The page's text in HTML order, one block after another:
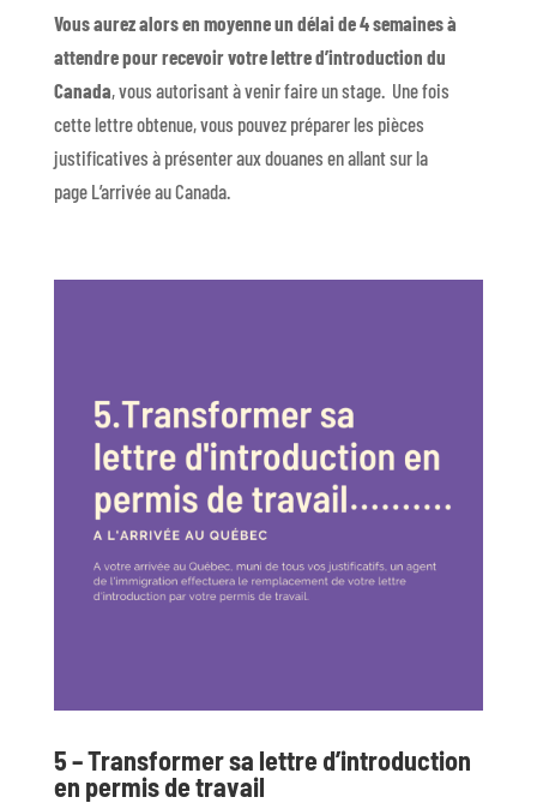
Vous aurez alors en moyenne un délai de 4 semaines à
attendre pour recevoir votre lettre d’introduction du
Canada, vous autorisant à venir faire un stage. Une fois
cette lettre obtenue, vous pouvez préparer les pièces
justificatives à présenter aux douanes en allant sur la
page L’arrivée au Canada.
5 – Transformer sa lettre d’introduction
en permis de travail